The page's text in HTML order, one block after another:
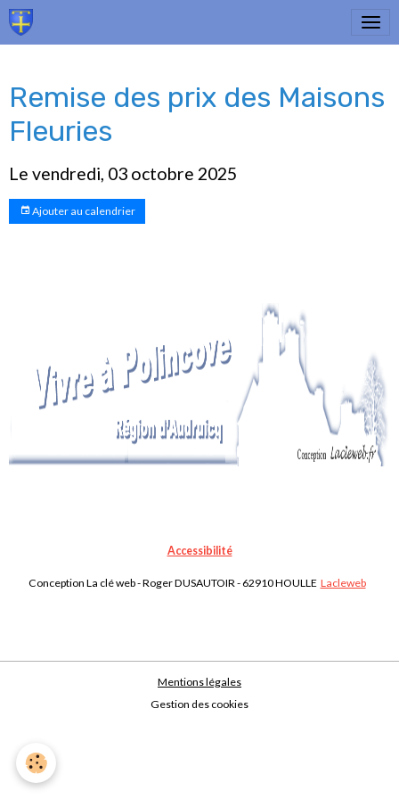
Remise des prix des Maisons
Fleuries
Le vendredi, 03 octobre 2025
Ajouter au calendrier
Accessibilité
Conception La clé web - Roger DUSAUTOIR - 62910 HOULLE Lacleweb
Mentions légales
Gestion des cookies